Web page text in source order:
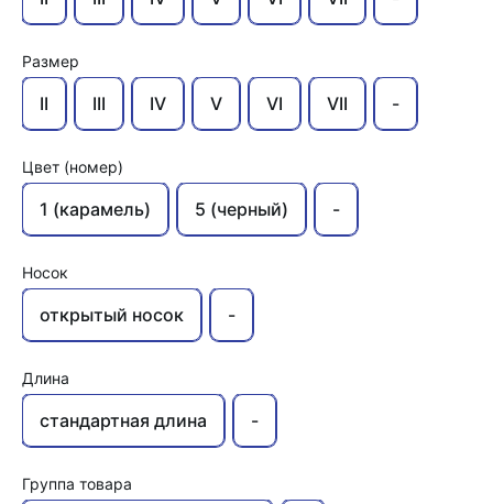
Размер
II III IV V VI VII -
Цвет (номер)
1 (карамель) 5 (черный) -
Носок
открытый носок -
Длина
стандартная длина -
Группа товара